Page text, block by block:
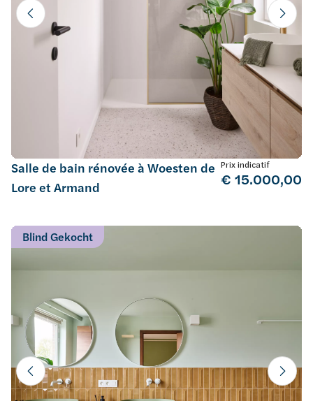
Salle de bain rénovée à Woesten de
Lore et Armand
Prix indicatif
€ 15.000,00
Blind Gekocht